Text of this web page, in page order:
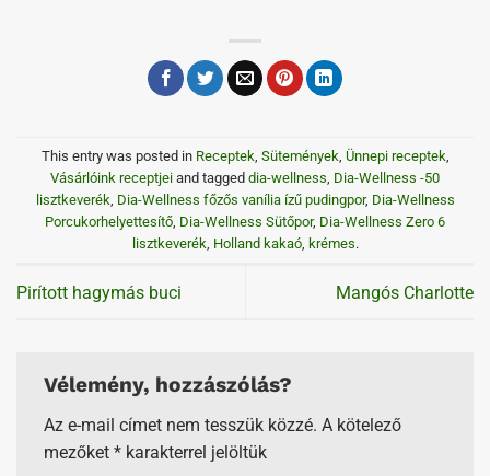
This entry was posted in Receptek Sütemények Ünnepi receptek
Vásárlóink receptjei and tagged dia-wellness Dia-Wellness -50
lisztkeverék Dia-Wellness főzős vanília ízű pudingpor, Dia-Wellness
Porcukorhelyettesítő Dia-Wellness Sütőpor, Dia-Wellness Zero 6
lisztkeverék Holland kakaó, krémes.
Pirított hagymás buci Mangós Charlotte
Vélemény, hozzászólás?
Az e-mail címet nem tesszük közzé. A kötelező
mezőket * karakterrel jelöltük